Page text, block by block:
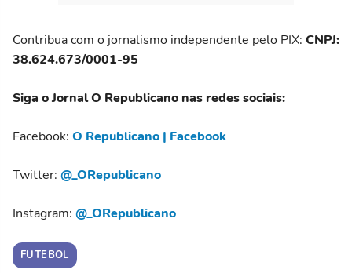
Contribua com o jornalismo independente pelo PIX: CNPJ:
38.624.673/0001-95
Siga o Jornal O Republicano nas redes sociais:
Facebook: O Republicano | Facebook
Twitter: @_ORepublicano
Instagram: @_ORepublicano
FUTEBOL